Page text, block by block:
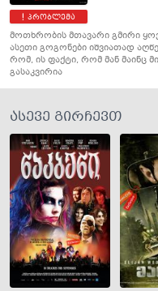
პრობლემა
მოთხრობის მთავარი გმირი
ასეთი გოგონები იშვიათად
რომ, ის ფაქტი, რომ მან მაინც
გასაკვირია
ასევე გირჩევთ